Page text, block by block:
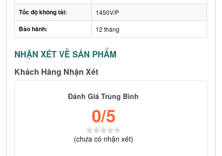
Tốc độ không tải: 1450V/P
Bảo hành: 12 tháng
NHẬN XÉT VỀ SẢN PHẨM
Khách Hàng Nhận Xét
Đánh Giá Trung Bình
0/5
(chưa có nhận xét)